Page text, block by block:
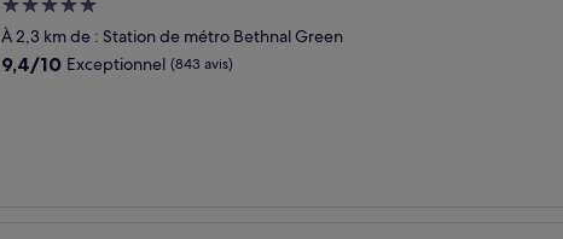
Hébergement
5.0 étoiles
À 2,3 km de : Station de métro Bethnal Green
9.4
9,4/10 Exceptionnel (843 avis)